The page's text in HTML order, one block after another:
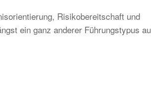
Risikobereitschaft und
ein ganz anderer Führungstypus